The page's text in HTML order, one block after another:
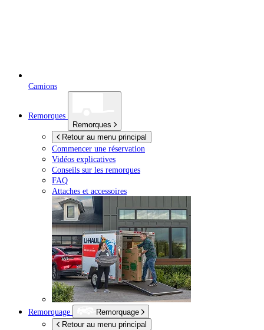
Camions
Remorques
Remorques
Retour au menu principal
Commencer une réservation
Vidéos explicatives
Conseils sur les remorques
FAQ
Attaches et accessoires
Remorquage
Remorquage
Retour au menu principal